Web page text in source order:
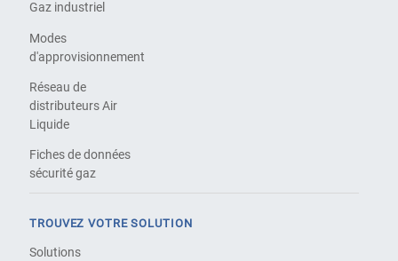
Gaz industriel
Modes
d'approvisionnement
Réseau de
distributeurs Air
Liquide
Fiches de données
sécurité gaz
TROUVEZ VOTRE SOLUTION
Solutions